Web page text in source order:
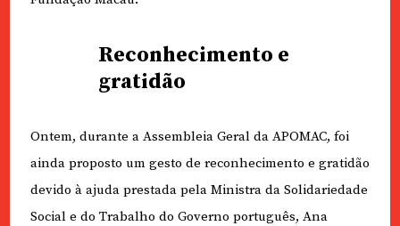
Reconhecimento e
gratidão
Ontem, durante a Assembleia Geral da APOMAC, foi
ainda proposto um gesto de reconhecimento e gratidão
devido à ajuda prestada pela Ministra da Solidariedade
Social e do Trabalho do Governo português, Ana